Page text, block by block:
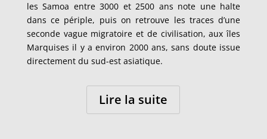
les Samoa entre 3000 et 2500 ans note une halte
dans ce périple, puis on retrouve les traces d’une
seconde vague migratoire et de civilisation, aux îles
Marquises il y a environ 2000 ans, sans doute issue
directement du sud-est asiatique.
Lire la suite